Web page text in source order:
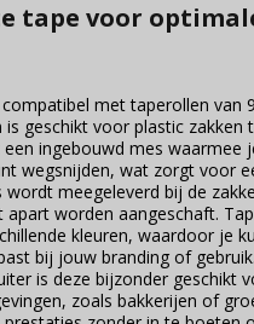
tape voor
met taperollen van
geschikt voor plastic zakken
ingebouwd mes waarmee
wegsnijden, wat zorgt voor
meegeleverd bij de
worden aangeschaft.
kleuren, waardoor je
bij jouw branding of
is deze bijzonder geschikt
zoals bakkerijen of